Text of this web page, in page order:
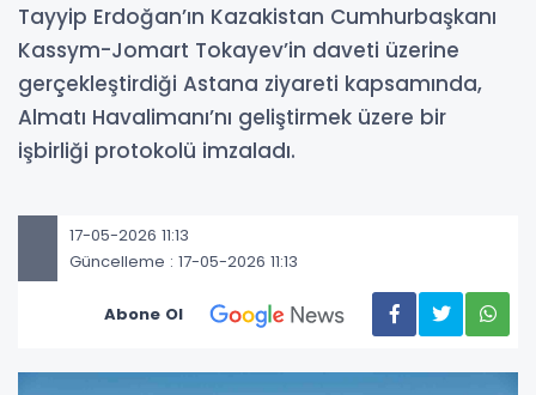
Tayyip Erdoğan’ın Kazakistan Cumhurbaşkanı
Kassym-Jomart Tokayev’in daveti üzerine
gerçekleştirdiği Astana ziyareti kapsamında,
Almatı Havalimanı’nı geliştirmek üzere bir
işbirliği protokolü imzaladı.
17-05-2026 11:13
Güncelleme : 17-05-2026 11:13
Abone Ol